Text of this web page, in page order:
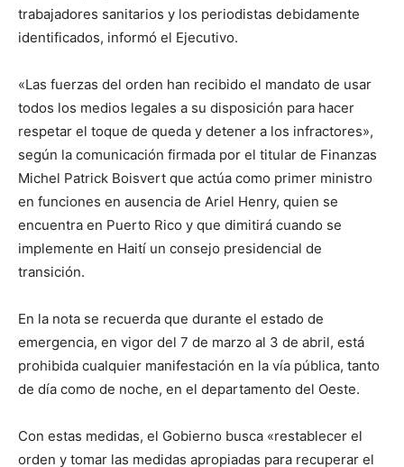
trabajadores sanitarios y los periodistas debidamente
identificados, informó el Ejecutivo.
«Las fuerzas del orden han recibido el mandato de usar
todos los medios legales a su disposición para hacer
respetar el toque de queda y detener a los infractores»,
según la comunicación firmada por el titular de Finanzas
Michel Patrick Boisvert que actúa como primer ministro
en funciones en ausencia de Ariel Henry, quien se
encuentra en Puerto Rico y que dimitirá cuando se
implemente en Haití un consejo presidencial de
transición.
En la nota se recuerda que durante el estado de
emergencia, en vigor del 7 de marzo al 3 de abril, está
prohibida cualquier manifestación en la vía pública, tanto
de día como de noche, en el departamento del Oeste.
Con estas medidas, el Gobierno busca «restablecer el
orden y tomar las medidas apropiadas para recuperar el